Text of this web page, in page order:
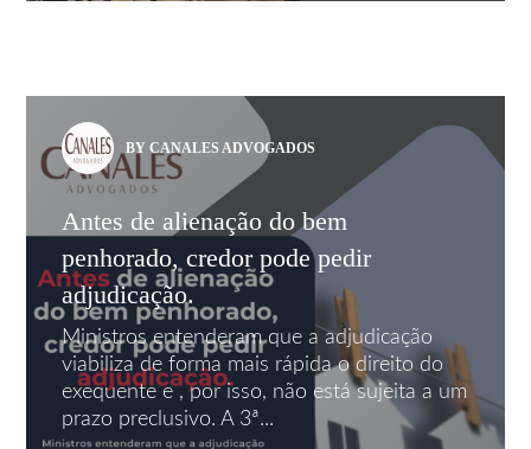
BY CANALES ADVOGADOS
Antes de alienação do bem
penhorado, credor pode pedir
adjudicação.
Ministros entenderam que a adjudicação
viabiliza de forma mais rápida o direito do
exequente e , por isso, não está sujeita a um
prazo preclusivo. A 3ª...